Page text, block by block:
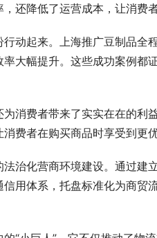
还降低了运营成本，让消费
动起来。上海推广豆制品全
大幅提升。这些成功案例都
消费者带来了实实在在的利
费者在购买商品时享受到更优
治化营商环境建设。通过建
用体系，托盘标准化为商贸